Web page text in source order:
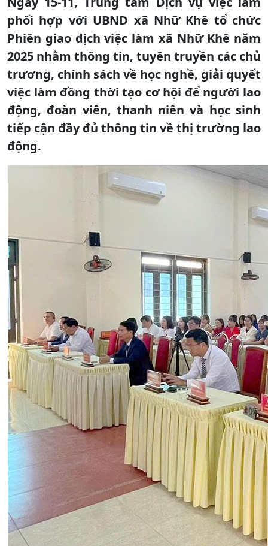
phối hợp với UBND xã Nhữ Khê tổ chức
Phiên giao dịch việc làm xã Nhữ Khê năm
2025 nhằm thông tin, tuyên truyền các chủ
trương, chính sách về học nghề, giải quyết
việc làm đồng thời tạo cơ hội để người lao
động, đoàn viên, thanh niên và học sinh
tiếp cận đầy đủ thông tin về thị trường lao
động.